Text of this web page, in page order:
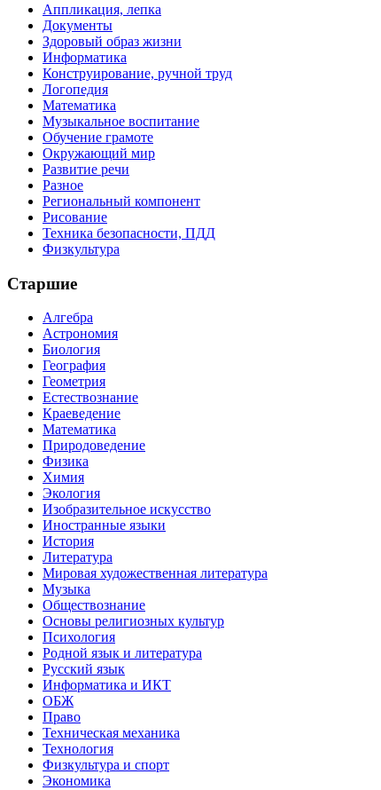
Аппликация, лепка
Документы
Здоровый образ жизни
Информатика
Конструирование, ручной труд
Логопедия
Математика
Музыкальное воспитание
Обучение грамоте
Окружающий мир
Развитие речи
Разное
Региональный компонент
Рисование
Техника безопасности, ПДД
Физкультура
Старшие
Алгебра
Астрономия
Биология
География
Геометрия
Естествознание
Краеведение
Математика
Природоведение
Физика
Химия
Экология
Изобразительное искусство
Иностранные языки
История
Литература
Мировая художественная литература
Музыка
Обществознание
Основы религиозных культур
Психология
Родной язык и литература
Русский язык
Информатика и ИКТ
ОБЖ
Право
Техническая механика
Технология
Физкультура и спорт
Экономика